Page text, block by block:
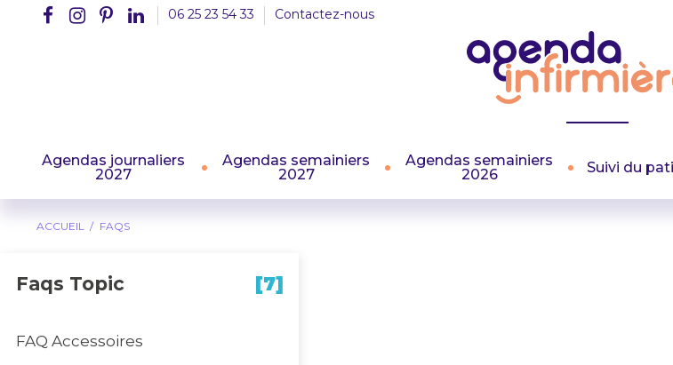
06 25 23 54 33 Contactez-nous
Agendas journaliers
2027
Agendas semainiers
2027
Agendas semainiers
2026
Suivi du
ACCUEIL FAQS
Faqs Topic [7]
FAQ Accessoires